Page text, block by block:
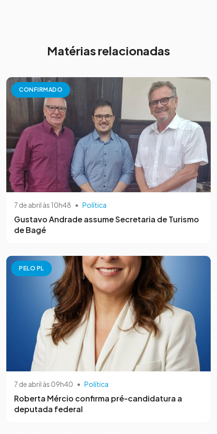
Matérias relacionadas
CONFIRMADO
7 de abril às 10h48 • Política
Gustavo Andrade assume Secretaria de Turismo
de Bagé
PELO PL
7 de abril às 09h40 • Política
Roberta Mércio confirma pré-candidatura a
deputada federal